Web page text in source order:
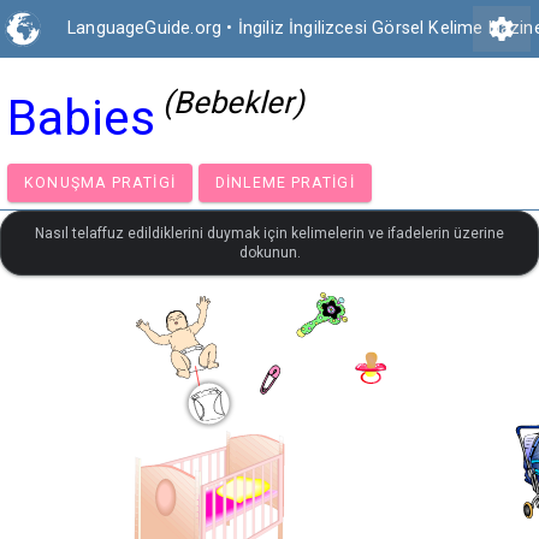
LanguageGuide.org • İngiliz İngilizcesi Görsel Kelime settings
Babies (Bebekler)
KONUŞMA PRATIGI DINLEME PRATIGI
Nasıl telaffuz edildiklerini duymak için kelimelerin ve ifadelerin üzerine
dokunun.